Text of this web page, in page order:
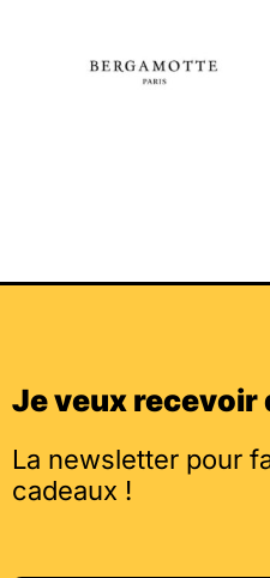
Je veux recevoir
La newsletter pour
cadeaux !